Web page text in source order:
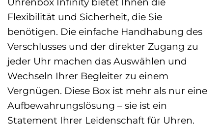
Flexibilität und Sicherheit, die Sie
benötigen. Die einfache Handhabung des
Verschlusses und der direkter Zugang zu
jeder Uhr machen das Auswählen und
Wechseln Ihrer Begleiter zu einem
Vergnügen. Diese Box ist mehr als nur eine
Aufbewahrungslösung – sie ist ein
Statement Ihrer Leidenschaft für Uhren.